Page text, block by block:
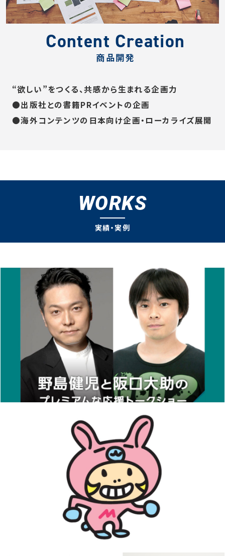
Content Creation
商品開発
“欲しい”をつくる、共感から生まれる企画力
●出版社との書籍PRイベントの企画
●海外コンテンツの日本向け企画・ローカライズ展開
WORKS
実績・実例